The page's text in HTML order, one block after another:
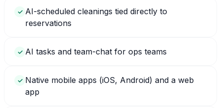
✓ AI-scheduled cleanings tied directly to
reservations
✓ AI tasks and team-chat for ops teams
✓ Native mobile apps (iOS, Android) and a web
app